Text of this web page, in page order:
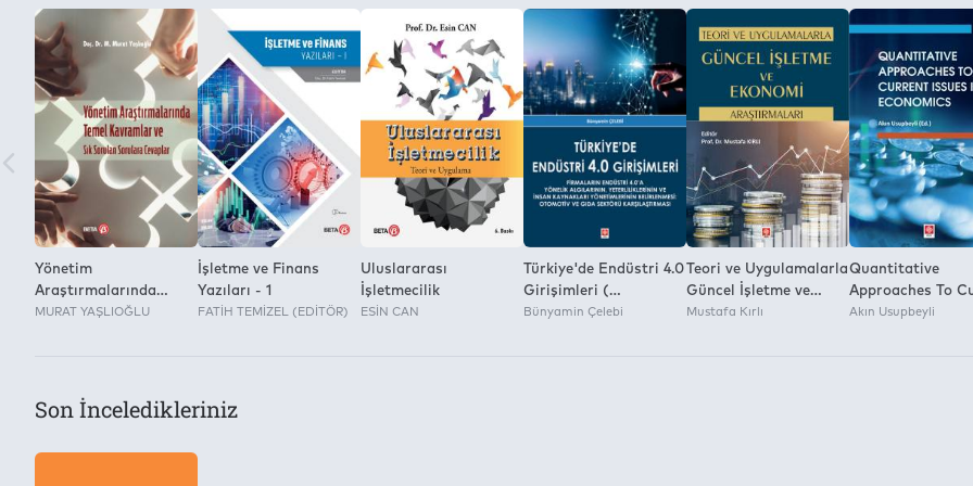
Yönetim
Araştırmalarında
Temel Kavramlar ve
MURAT YAŞLIOĞLU
İşletme ve Finans
Yazıları - 1
FATİH TEMİZEL (EDİTÖR)
Uluslararası
İşletmecilik
ESİN CAN
Türkiye'de Endüstri 4.0
Girişimleri (
Firmaların Endüstri
Bünyamin Çelebi
Teori ve Uygulamalarla
Güncel İşletme ve
Ekonomi Araştırmaları
Mustafa Kırlı
Quantitative
Approaches To
Issues İn
Akın Usupbeyli
Son İnceledikleriniz